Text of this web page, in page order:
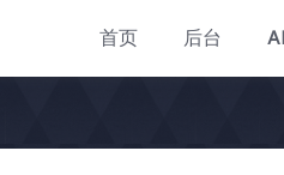
首页 后台 AI